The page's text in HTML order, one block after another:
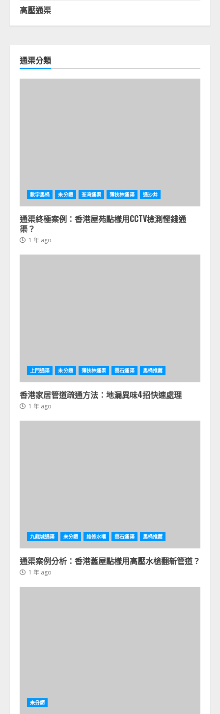
高壓通渠
通渠分類
數字馬桶 未分類 荃湾通渠 薄扶林通渠 通沙井
通渠終極案例：香港屋苑點樣用CCTV檢測慳錢通
渠？
1 年 ago
上門通渠 未分類 薄扶林通渠 雲石通渠 馬桶推薦
香港家居管道疏通方法：地漏異味4招快速處理
1 年 ago
九龍城通渠 未分類 維修水喉 雲石通渠 馬桶推薦
通渠案例分析：香港舊屋點樣用高壓水槍翻新管道？
1 年 ago
未分類